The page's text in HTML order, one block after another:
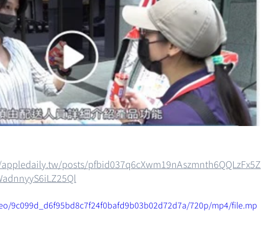
posts/pfbid037q6cXwm19nAszmnth6QQLzFx5Z
9c099d_d6f95bd8c7f24f0bafd9b03b02d72d7a/720p/mp4/file.mp